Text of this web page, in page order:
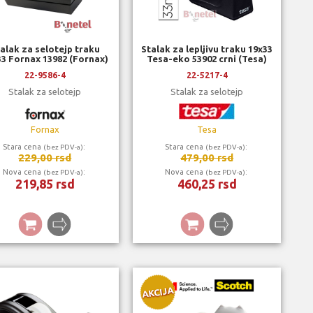
za selotejp traku
Fornax 13982 (Fornax)
22-9586-4
Stalak za selotejp
Fornax
Stara cena (bez PDV-a):
229,00 rsd
Nova cena (bez PDV-a):
219,85 rsd
Stalak za lepljivu traku 19x33
Tesa-eko 53902 crni (Tesa)
22-5217-4
Stalak za selotejp
Tesa
Stara cena (bez PDV-a):
479,00 rsd
Nova cena (bez PDV-a):
460,25 rsd